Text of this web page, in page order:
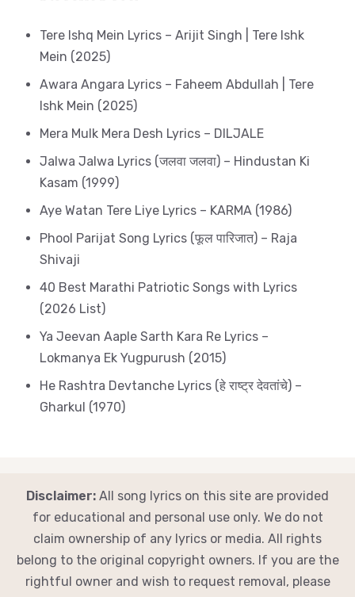
Tere Ishq Mein Lyrics – Arijit Singh | Tere Ishk
Mein (2025)
Awara Angara Lyrics – Faheem Abdullah | Tere
Ishk Mein (2025)
Mera Mulk Mera Desh Lyrics – DILJALE
Jalwa Jalwa Lyrics (जलवा जलवा) – Hindustan Ki
Kasam (1999)
Aye Watan Tere Liye Lyrics – KARMA (1986)
Phool Parijat Song Lyrics (फूल पारिजात) – Raja
Shivaji
40 Best Marathi Patriotic Songs with Lyrics
(2026 List)
Ya Jeevan Aaple Sarth Kara Re Lyrics –
Lokmanya Ek Yugpurush (2015)
He Rashtra Devtanche Lyrics (हे राष्ट्र देवतांचे) –
Gharkul (1970)
Disclaimer: All song lyrics on this site are provided
for educational and personal use only. We do not
claim ownership of any lyrics or media. All rights
belong to the original copyright owners. If you are the
rightful owner and wish to request removal, please